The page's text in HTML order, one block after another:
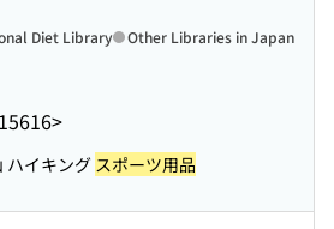
Diet Library Other Libraries in Japan
ハイキング スポーツ用品